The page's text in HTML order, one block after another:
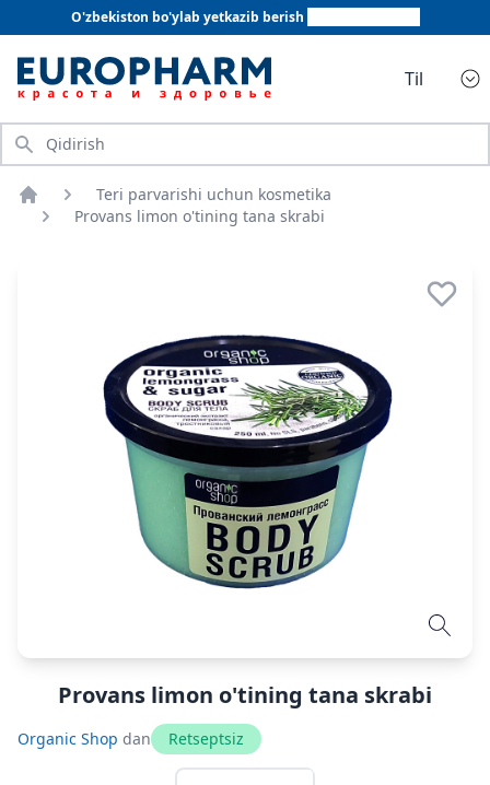
O'zbekiston bo'ylab yetkazib berish
Til
Qidirish
Bosh sahifa
Teri parvarishi uchun kosmetika
Provans limon o'tining tana skrabi
Provans limon o'tining tana skrabi
Organic Shop dan Retseptsiz